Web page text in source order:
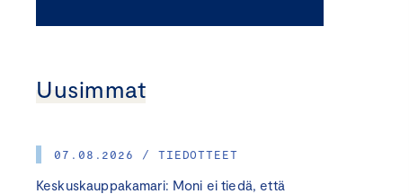
Uusimmat
07.08.2026 / TIEDOTTEET
Keskuskauppakamari: Moni ei tiedä, että